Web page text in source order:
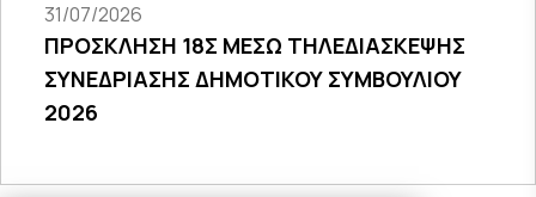
31/07/2026
ΠΡΟΣΚΛΗΣΗ 18Σ ΜΕΣΩ ΤΗΛΕΔΙΑΣΚΕΨΗΣ
ΣΥΝΕΔΡΙΑΣΗΣ ΔΗΜΟΤΙΚΟΥ ΣΥΜΒΟΥΛΙΟΥ
2026